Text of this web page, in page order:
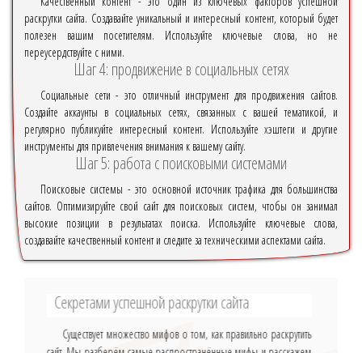
раскрутки сайта. Создавайте уникальный и интересный контент, который будет
полезен вашим посетителям. Используйте ключевые слова, но не
переусердствуйте с ними.
Шаг 4: продвижение в социальных сетях
Социальные сети - это отличный инструмент для продвижения сайтов.
Создайте аккаунты в социальных сетях, связанных с вашей тематикой, и
регулярно публикуйте интересный контент. Используйте хэштеги и другие
инструменты для привлечения внимания к вашему сайту.
Шаг 5: работа с поисковыми системами
Поисковые системы - это основной источник трафика для большинства
сайтов. Оптимизируйте свой сайт для поисковых систем, чтобы он занимал
высокие позиции в результатах поиска. Используйте ключевые слова,
создавайте качественный контент и следите за техническими аспектами сайта.
Секретами успешной раскрутки сайта
Существует множество мифов о том, как правильно раскрутить